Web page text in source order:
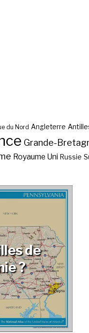
du Nord Angleterre
Grande-
Royaume Uni Russie
de
?